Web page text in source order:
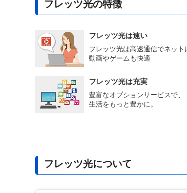
フレッツ光の特徴
フレッツ光は速い
フレッツ光は高速通信でネット
動画やゲームも快適
フレッツ光は充実
豊富なオプションサービスで、
生活をもっと豊かに。
フレッツ光について